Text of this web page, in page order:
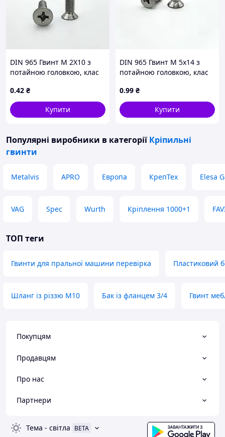
DIN 965 Гвинт М 2Х10 з
потайною головкою, клас
0.42 ₴
Купити
DIN 965 Гвинт М 5х14 з
потайною головкою, клас
0.99 ₴
Купити
Популярні виробники в категорії Кріпильні
гвинти
Metalvis APRO Европа КрепТех Elesa
VAG Spec Wurth Кріплення 1000+1
ТОП теги
Гвинти для пральної машини перевірка Пластиковий
Шланг із різзю M10 Бак із фланцем 3/4 Гвинт
Покупцям
Продавцям
Про нас
Партнери
Тема - світла BETA